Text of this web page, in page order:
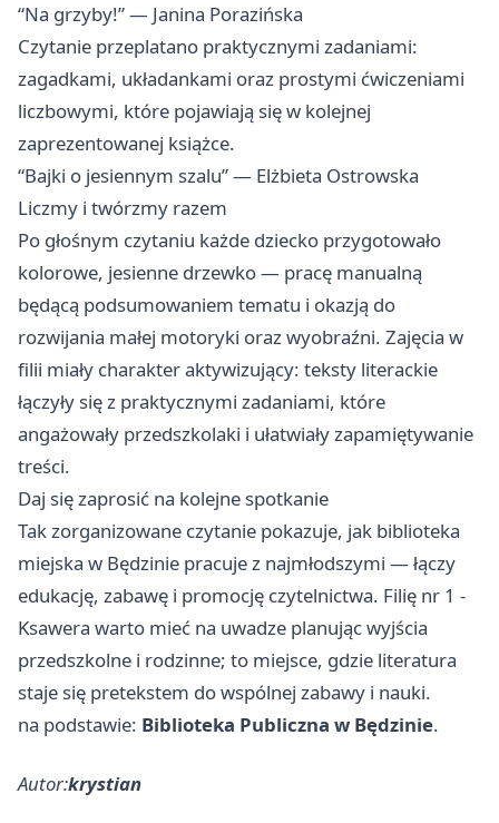
“Na grzyby!” — Janina Porazińska
Czytanie przeplatano praktycznymi zadaniami:
zagadkami, układankami oraz prostymi ćwiczeniami
liczbowymi, które pojawiają się w kolejnej
zaprezentowanej książce.
“Bajki o jesiennym szalu” — Elżbieta Ostrowska
Liczmy i twórzmy razem
Po głośnym czytaniu każde dziecko przygotowało
kolorowe, jesienne drzewko — pracę manualną
będącą podsumowaniem tematu i okazją do
rozwijania małej motoryki oraz wyobraźni. Zajęcia w
filii miały charakter aktywizujący: teksty literackie
łączyły się z praktycznymi zadaniami, które
angażowały przedszkolaki i ułatwiały zapamiętywanie
treści.
Daj się zaprosić na kolejne spotkanie
Tak zorganizowane czytanie pokazuje, jak biblioteka
miejska w Będzinie pracuje z najmłodszymi — łączy
edukację, zabawę i promocję czytelnictwa. Filię nr 1 -
Ksawera warto mieć na uwadze planując wyjścia
przedszkolne i rodzinne; to miejsce, gdzie literatura
staje się pretekstem do wspólnej zabawy i nauki.
na podstawie: Biblioteka Publiczna w Będzinie.
Autor:krystian